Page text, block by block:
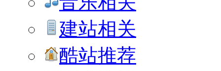
建站相关
酷站推荐